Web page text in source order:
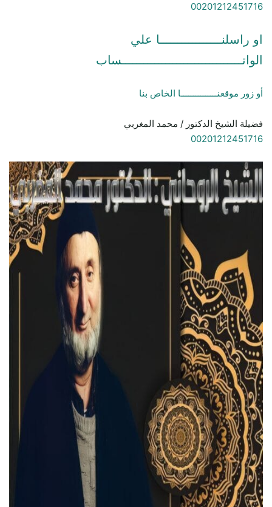
00201212451716
او راسلنـــــــــــــــــا علي
الواتـــــــــــــــــــــــــــــــــساب
أو زور موقعنـــــــــــــــا الخاص بنا
فضيلة الشيخ الدكتور / محمد المغربي
00201212451716